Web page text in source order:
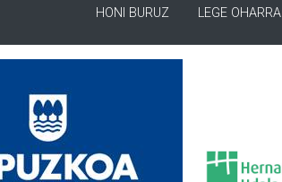
HONI BURUZ LEGE OHARRA